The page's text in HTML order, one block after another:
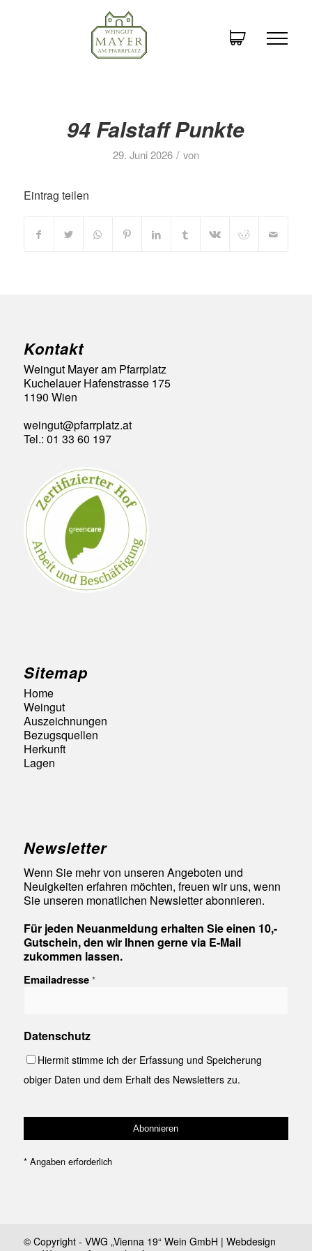
94 Falstaff Punkte
29. Juni 2026 / von
Eintrag teilen
Kontakt
Weingut Mayer am Pfarrplatz
Kuchelauer Hafenstrasse 175
1190 Wien
weingut@pfarrplatz.at
Tel.: 01 33 60 197
Sitemap
Home
Weingut
Auszeichnungen
Bezugsquellen
Herkunft
Lagen
Newsletter
Wenn Sie mehr von unseren Angeboten und
Neuigkeiten erfahren möchten, freuen wir uns, wenn
Sie unseren monatlichen Newsletter abonnieren.
Für jeden Neuanmeldung erhalten Sie einen 10,-
Gutschein, den wir Ihnen gerne via E-Mail
zukommen lassen.
Emailadresse *
Datenschutz
Hiermit stimme ich der Erfassung und Speicherung
obiger Daten und dem Erhalt des Newsletters zu.
*Angaben erforderlich
© Copyright - VWG „Vienna 19“ Wein GmbH | Webdesign